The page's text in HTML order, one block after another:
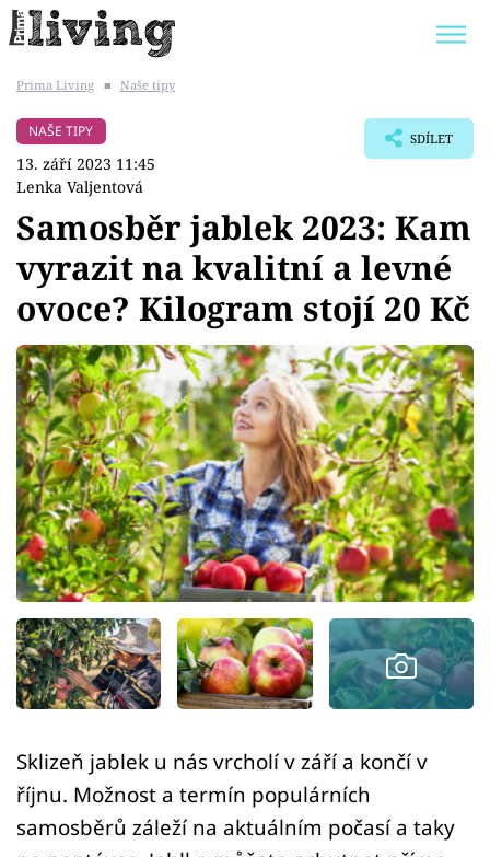
BYDLENÍ SLAVNÝCH
Témata
Bydlení
Zahrada
Design
Sledujte prima+
Přihlášení
Sledujte nás
Prima Living ■ Naše tipy
NAŠE TIPY
13. září 2023 11:45
Lenka Valjentová
SDÍLET
Samosběr jablek 2023: Kam
vyrazit na kvalitní a levné
ovoce? Kilogram stojí 20 Kč
Sklizeň jablek u nás vrcholí v září a končí v
říjnu. Možnost a termín populárních
samosběrů záleží na aktuálním počasí a taky